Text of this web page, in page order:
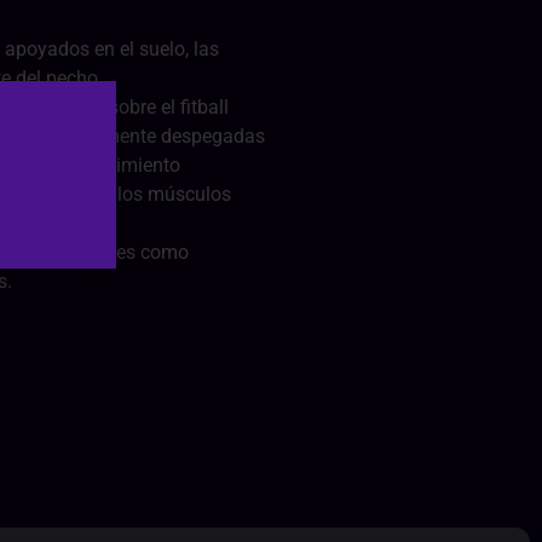
en el suelo, las
del pecho.
apoyada sobre el fitball
estar levemente despegadas
el encogimiento
de los músculos
tantas veces como